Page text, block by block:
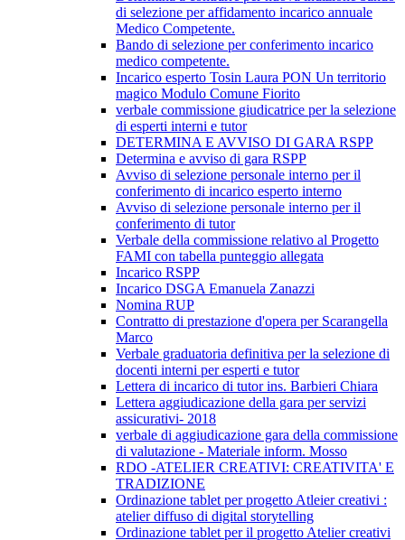
di selezione per affidamento incarico annuale
Medico Competente.
Bando di selezione per conferimento incarico
medico competente.
Incarico esperto Tosin Laura PON Un territorio
magico Modulo Comune Fiorito
verbale commissione giudicatrice per la selezione
di esperti interni e tutor
DETERMINA E AVVISO DI GARA RSPP
Determina e avviso di gara RSPP
Avviso di selezione personale interno per il
conferimento di incarico esperto interno
Avviso di selezione personale interno per il
conferimento di tutor
Verbale della commissione relativo al Progetto
FAMI con tabella punteggio allegata
Incarico RSPP
Incarico DSGA Emanuela Zanazzi
Nomina RUP
Contratto di prestazione d'opera per Scarangella
Marco
Verbale graduatoria definitiva per la selezione di
docenti interni per esperti e tutor
Lettera di incarico di tutor ins. Barbieri Chiara
Lettera aggiudicazione della gara per servizi
assicurativi- 2018
verbale di aggiudicazione gara della commissione
di valutazione - Materiale inform. Mosso
RDO -ATELIER CREATIVI: CREATIVITA' E
TRADIZIONE
Ordinazione tablet per progetto Atleier creativi :
atelier diffuso di digital storytelling
Ordinazione tablet per il progetto Atelier creativi